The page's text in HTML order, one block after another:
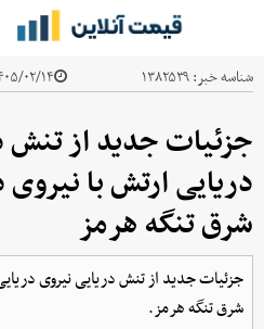
شناسه خبر:۱۳۸۲۵۳۹ ۱۴۰۵/۰۲/۱۴ -
جزئیات جدید از تنش
دریایی ارتش با نیروی
شرق تنگه هرمز
جزئیات جدید از تنش دریایی نیروی
شرق تنگه هرمز.